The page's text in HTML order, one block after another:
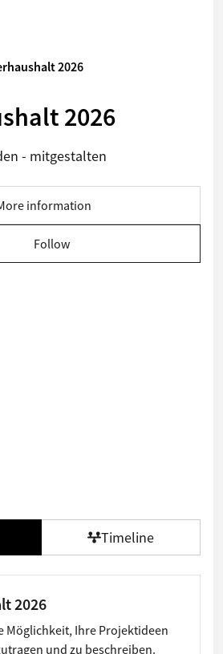
2026
2026
- mitgestalten
information
Follow
Timeline
2026
Möglichkeit, Ihre Projektideen
und zu beschreiben.